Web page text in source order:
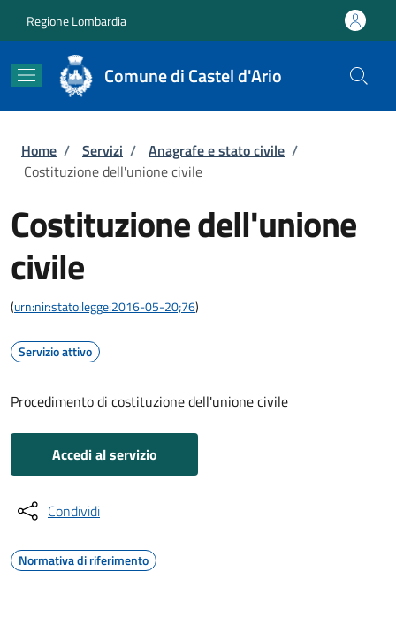
Regione Lombardia
Comune di Castel d'Ario
Briciole di pane
Home / Servizi / Anagrafe e stato civile /
Costituzione dell'unione civile
Costituzione dell'unione
civile
(urn:nir:stato:legge:2016-05-20;76)
Servizio attivo
Procedimento di costituzione dell'unione civile
Accedi al servizio
Condividi
Normativa di riferimento